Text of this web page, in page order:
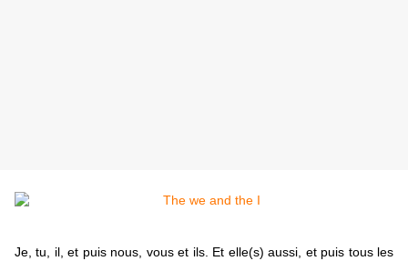
Je, tu, il, et puis nous, vous et ils. Et elle(s) aussi, et puis tous les